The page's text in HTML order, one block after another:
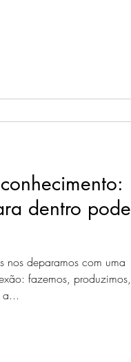
dentro pode
nos deparamos com uma
fazemos, produzimos,
a...